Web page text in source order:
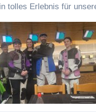
tolles Erlebnis für